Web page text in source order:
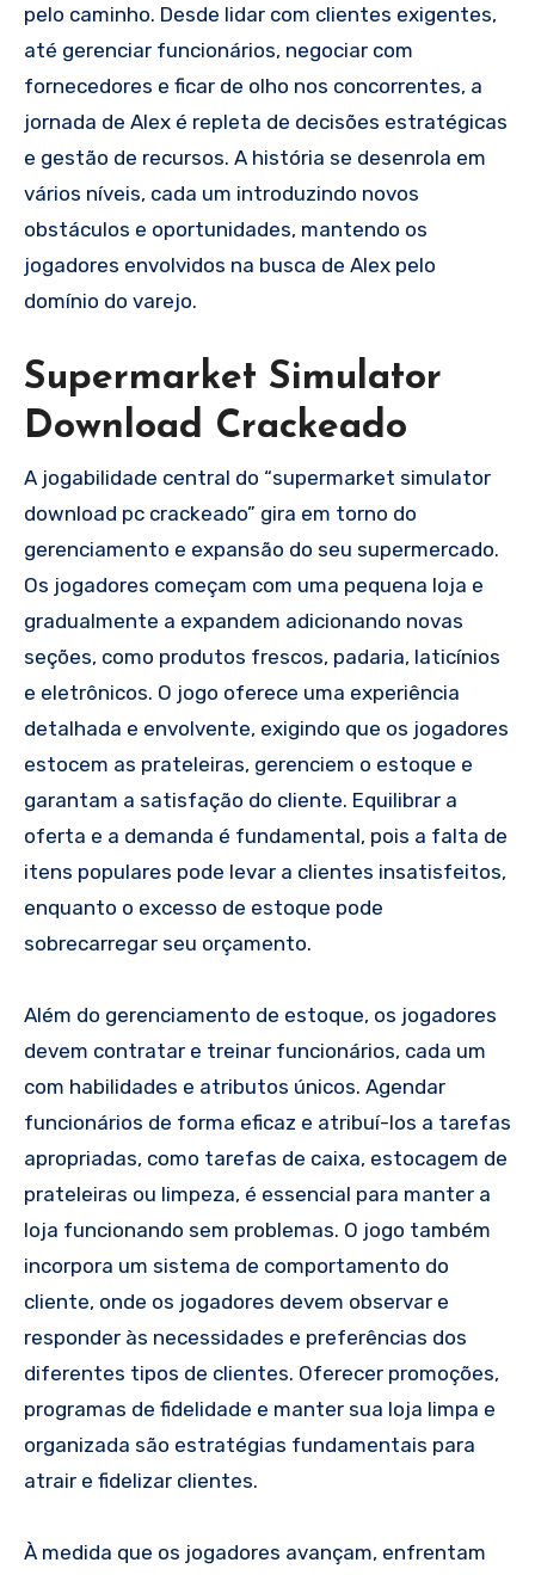
pelo caminho. Desde lidar com clientes exigentes,
até gerenciar funcionários, negociar com
fornecedores e ficar de olho nos concorrentes, a
jornada de Alex é repleta de decisões estratégicas
e gestão de recursos. A história se desenrola em
vários níveis, cada um introduzindo novos
obstáculos e oportunidades, mantendo os
jogadores envolvidos na busca de Alex pelo
domínio do varejo.
Supermarket Simulator
Download Crackeado
A jogabilidade central do “supermarket simulator
download pc crackeado” gira em torno do
gerenciamento e expansão do seu supermercado.
Os jogadores começam com uma pequena loja e
gradualmente a expandem adicionando novas
seções, como produtos frescos, padaria, laticínios
e eletrônicos. O jogo oferece uma experiência
detalhada e envolvente, exigindo que os jogadores
estocem as prateleiras, gerenciem o estoque e
garantam a satisfação do cliente. Equilibrar a
oferta e a demanda é fundamental, pois a falta de
itens populares pode levar a clientes insatisfeitos,
enquanto o excesso de estoque pode
sobrecarregar seu orçamento.
Além do gerenciamento de estoque, os jogadores
devem contratar e treinar funcionários, cada um
com habilidades e atributos únicos. Agendar
funcionários de forma eficaz e atribuí-los a tarefas
apropriadas, como tarefas de caixa, estocagem de
prateleiras ou limpeza, é essencial para manter a
loja funcionando sem problemas. O jogo também
incorpora um sistema de comportamento do
cliente, onde os jogadores devem observar e
responder às necessidades e preferências dos
diferentes tipos de clientes. Oferecer promoções,
programas de fidelidade e manter sua loja limpa e
organizada são estratégias fundamentais para
atrair e fidelizar clientes.
À medida que os jogadores avançam, enfrentam